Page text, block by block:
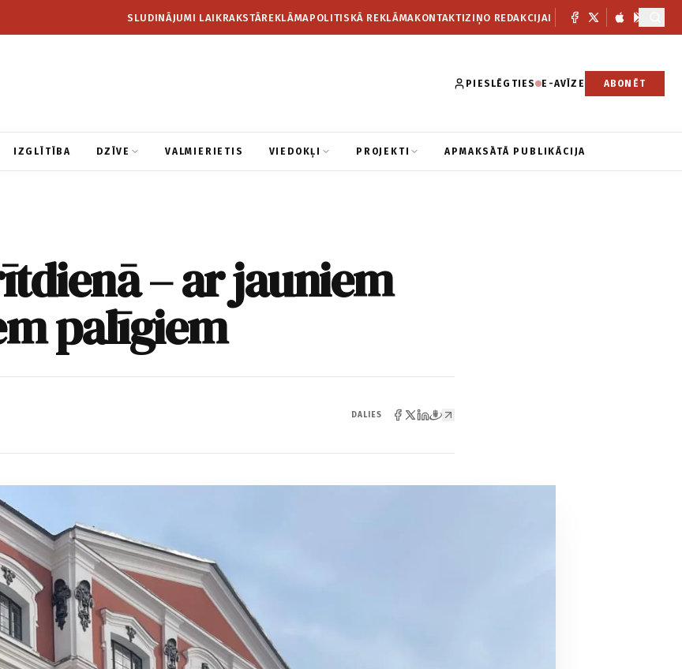
SLUDINĀJUMI LAIKRAKSTĀREKLĀMAPOLITISKĀ REKLĀMAKONTAKTIZIŅO REDAKCIJAI
PIESLĒGTIES E-AVĪZE ABONĒT
IZGLĪTĪBA DZĪVE VALMIERIETIS VIEDOKĻI PROJEKTI APMAKSĀTĀ PUBLIKĀCIJA
– ar jauniem
palīgiem
DALIES